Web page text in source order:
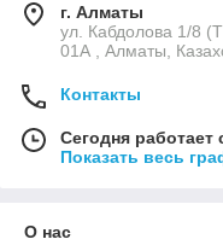
г. Алматы
ул. Кабдолова 1/8
01А , Алматы,
Контакты
Сегодня работает
Показать весь
О нас